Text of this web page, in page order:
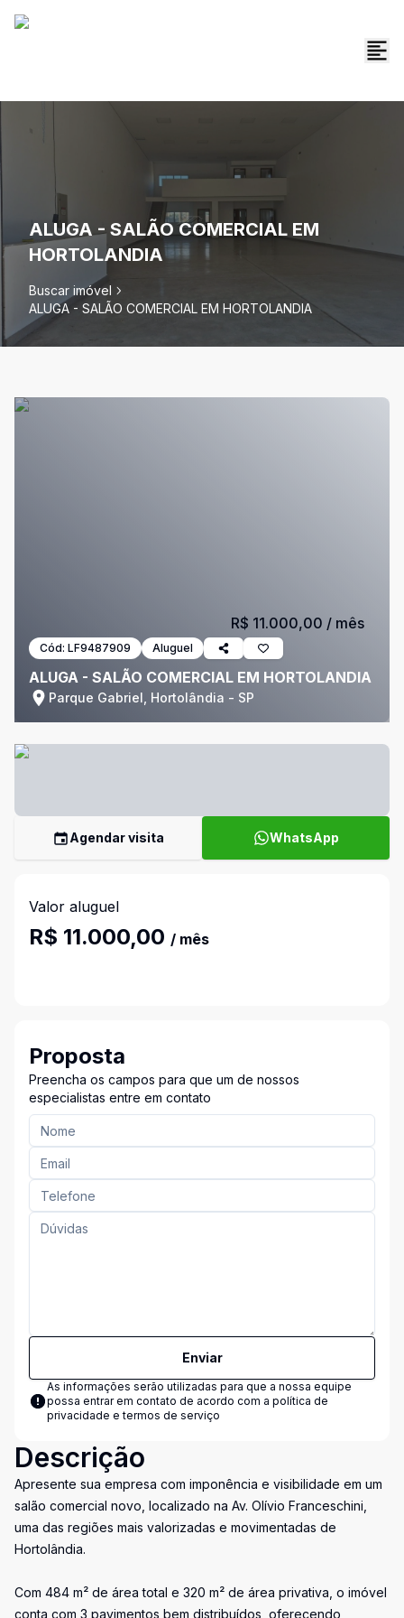
ALUGA - SALÃO COMERCIAL EM
HORTOLANDIA
Buscar imóvel
ALUGA - SALÃO COMERCIAL EM HORTOLANDIA
Cód: LF9487909 Aluguel
ALUGA - SALÃO COMERCIAL EM HORTOLANDIA
Parque Gabriel, Hortolândia - SP
R$ 11.000,00 / mês
Agendar visita WhatsApp
Valor aluguel
R$ 11.000,00 / mês
Proposta
Preencha os campos para que um de nossos
especialistas entre em contato
Enviar
As informações serão utilizadas para que a nossa equipe
possa entrar em contato de acordo com a política de
privacidade e termos de serviço
Descrição
Apresente sua empresa com imponência e visibilidade em um
salão comercial novo, localizado na Av. Olívio Franceschini,
uma das regiões mais valorizadas e movimentadas de
Hortolândia.
Com 484 m² de área total e 320 m² de área privativa, o imóvel
conta com 3 pavimentos bem distribuídos, oferecendo